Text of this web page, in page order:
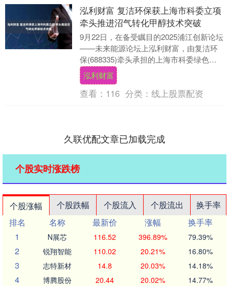
泓利财富 复洁环保获上海市科委立项
牵头推进沼气转化甲醇技术突破
9月22日，在备受瞩目的2025浦江创新论坛
——未来能源论坛上泓利财富，由复洁环
保(688335)牵头承担的上海市科委绿色燃
料项目正式启动。市科委二级巡视员郑
广....
泓利财富
查看： 116 分类： 线上股票配资
久联优配文章已加载完成
个股实时涨跌榜
个股涨幅 个股跌幅 个股流入 个股流出
换手率
排名
名称 最新价 涨幅
换手率
1
N展芯 116.52 396.89% 79.39%
2 锐翔智能 110.02 20.21% 16.80%
3 志特新材 14.8 20.03% 14.18%
4 博腾股份 20.44 20.02% 14.77%